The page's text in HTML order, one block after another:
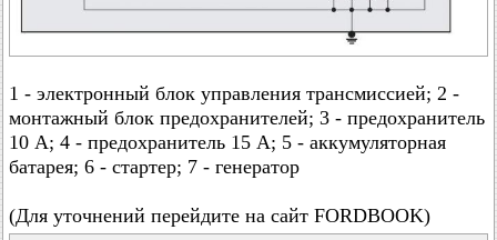
1 - электронный блок управления трансмиссией; 2 -
монтажный блок предохранителей; 3 - предохранитель
10 А; 4 - предохранитель 15 А; 5 - аккумуляторная
батарея; 6 - стартер; 7 - генератор
(Для уточнений перейдите на сайт FORDBOOK)